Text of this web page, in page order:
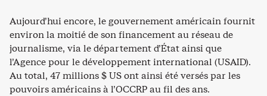
Aujourd’hui encore, le gouvernement américain fournit
environ la moitié de son financement au réseau de
journalisme, via le département d’État ainsi que
l’Agence pour le développement international (USAID).
Au total, 47 millions $ US ont ainsi été versés par les
pouvoirs américains à l’OCCRP au fil des ans.